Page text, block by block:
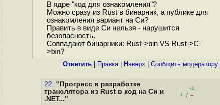
В ядре "код для ознакомления"?
Можно сразу из Rust в бинарник, а публике для
ознакомления вариант на Си?
Править в виде Си нельзя - нарушится
безопасность.
Совпадают бинарники: Rust->bin VS Rust->C-
>bin?
Ответить Правка| Наверх Cообщить модератору
22. "Прогресс в разработке
транслятора из Rust в код на Cи и
.NET..."
+1
+ / –